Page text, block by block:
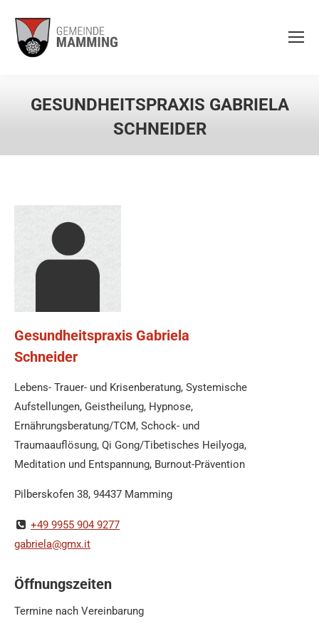
GESUNDHEITSPRAXIS GABRIELA
SCHNEIDER
Gesundheitspraxis Gabriela
Schneider
Lebens- Trauer- und Krisenberatung, Systemische
Aufstellungen, Geistheilung, Hypnose,
Ernährungsberatung/TCM, Schock- und
Traumaauflösung, Qi Gong/Tibetisches Heilyoga,
Meditation und Entspannung, Burnout-Prävention
Pilberskofen 38, 94437 Mamming
+49 9955 904 9277
gabriela@gmx.it
Öffnungszeiten
Termine nach Vereinbarung